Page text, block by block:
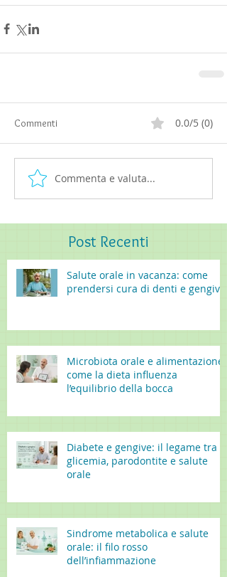
Commenti 0.0/5 (0)
Commenta e valuta...
Post Recenti
Salute orale in vacanza: come
prendersi cura di denti e gengive
Microbiota orale e alimentazione:
come la dieta influenza
l’equilibrio della bocca
Diabete e gengive: il legame tra
glicemia, parodontite e salute
orale
Sindrome metabolica e salute
orale: il filo rosso
dell’infiammazione